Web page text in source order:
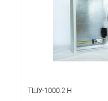
ТШУ-1000.2.Н